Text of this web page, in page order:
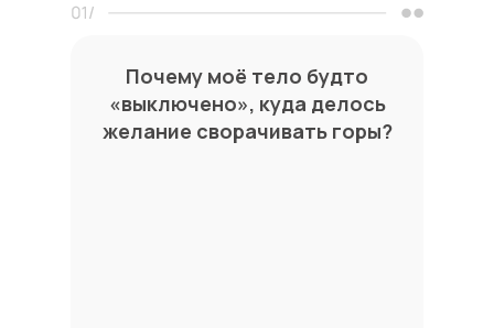
Почему моё тело будто
«выключено», куда делось
желание сворачивать горы?